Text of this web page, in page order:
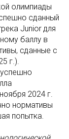
олимпиады
сданный
Junior для
баллу в
сданные с
г.).
2024 г.
нормативы
попытка.